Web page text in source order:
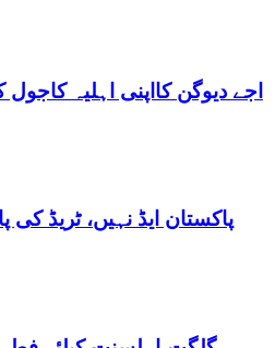
اجے دیوگن کااپنی اہلیہ
پاکستان ایڈ نہیں، ٹریڈ